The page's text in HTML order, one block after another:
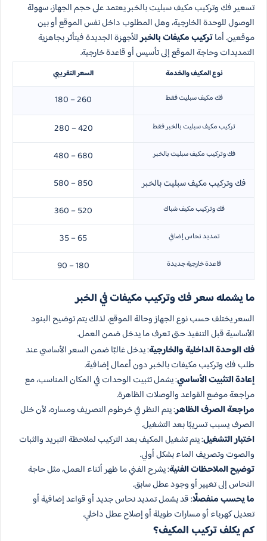
تسعير فك وتركيب مكيف سبليت بالخبر يعتمد على حجم الجهاز، سهولة
الوصول للوحدة الخارجية، وهل المطلوب داخل نفس الموقع أو بين
موقعين. أماتركيب مكيفات بالخبرللأجهزة الجديدة فيتأثر بجاهزية
التمديدات وحاجة الموقع إلى تأسيس أو قاعدة خارجية.
نوع المكيف والخدمة
السعر التقريبي
فك مكيف سبليت فقط
180 – 260
تركيب مكيف سبليت بالخبر فقط 280 – 420
فك وتركيب مكيف سبليت بالخبر
480 – 680
فك وتركيب مكيف سبليتبالخبر 580 – 850
فك وتركيب مكيف شباك 360 – 520
تمديد نحاس إضافي 35 – 65
قاعدة خارجية جديدة 90 – 180
ما يشمله سعر فك وتركيب مكيفات في الخبر
السعر يختلف حسب نوع الجهاز وحالة الموقع، لذلك يتم توضيح البنود
الأساسية قبل التنفيذ حتى تعرف ما يدخل ضمن العمل.
فك الوحدة الداخلية والخارجية: يدخل غالبًا ضمن السعر الأساسي عند
طلب فك وتركيب مكيفات بالخبر دون أعمال إضافية.
إعادة التثبيت الأساسي: يشمل تثبيت الوحدات في المكان المناسب، مع
مراجعة موضع القواعد والوصلات الظاهرة.
مراجعة الصرف الظاهر: يتم النظر في خرطوم التصريف ومساره، لأن خلل
الصرف يسبب تسريبًا بعد التشغيل.
اختبار التشغيل: يتم تشغيل المكيف بعد التركيب لملاحظة التبريد والثبات
والصوت وتصريف الماء بشكل أولي.
توضيح الملاحظات الفنية: يشرح الفني ما ظهر أثناء العمل، مثل حاجة
النحاس إلى تغيير أو وجود عطل سابق.
ما يحسب منفصلًا: قد يشمل تمديد نحاس جديد أو قواعد إضافية أو
تعديل كهرباء أو مسارات طويلة أو إصلاح عطل داخلي.
كم يكلف تركيب المكيف؟